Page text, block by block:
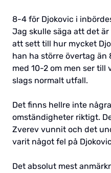
8-4 för Djokovic i
Jag skulle säga att det
att sett till hur mycket
han ha större övertag
med 10-2 om men ser till
slags normalt utfall.
Det finns hellre inte
omständigheter riktigt.
Zverev vunnit och det
varit något fel på
Det absolut mest